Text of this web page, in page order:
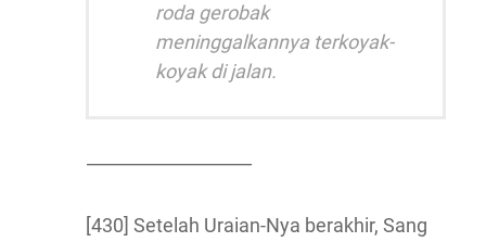
roda gerobak
meninggalkannya terkoyak-
koyak di jalan.
[430] Setelah Uraian-Nya berakhir, Sang